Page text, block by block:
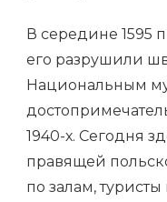
В середине 1595
его разрушили
Национальным
1940-х. Сегодня
правящей
по залам, туристы